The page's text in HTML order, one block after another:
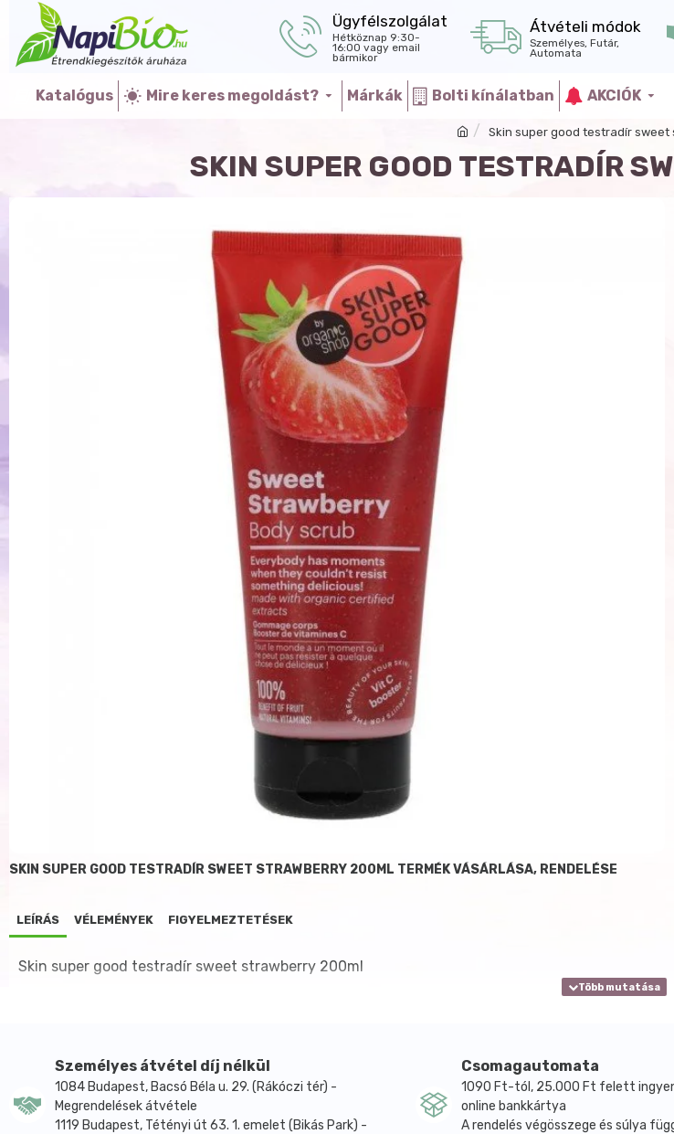
Ügyfélszolgálat
Hétköznap 9:30-
16:00 vagy email
bármikor
Átvételi módok
Személyes, Futár,
Automata
Katalógus Mire keres megoldást? Márkák Bolti kínálatban AKCIÓK
Skin super good testradír sweet
SKIN SUPER GOOD TESTRADÍR
SKIN SUPER GOOD TESTRADÍR SWEET STRAWBERRY 200ML TERMÉK VÁSÁRLÁSA, RENDELÉSE
LEÍRÁS VÉLEMÉNYEK FIGYELMEZTETÉSEK
Skin super good testradír sweet strawberry 200ml
Személyes átvétel díj nélkül
1084 Budapest, Bacsó Béla u. 29. (Rákóczi tér) -
Megrendelések átvétele
1119 Budapest, Tétényi út 63. 1. emelet (Bikás Park) -
Csomagautomata
1090 Ft-tól, 25.000 Ft felett
online bankkártya
A rendelés végösszege és súlya